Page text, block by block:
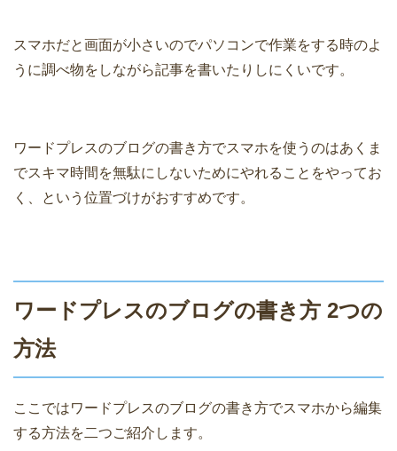
スマホだと画面が小さいのでパソコンで作業をする時のよ
うに調べ物をしながら記事を書いたりしにくいです。
ワードプレスのブログの書き方でスマホを使うのはあくま
でスキマ時間を無駄にしないためにやれることをやってお
く、という位置づけがおすすめです。
ワードプレスのブログの書き方 2つの
方法
ここではワードプレスのブログの書き方でスマホから編集
する方法を二つご紹介します。